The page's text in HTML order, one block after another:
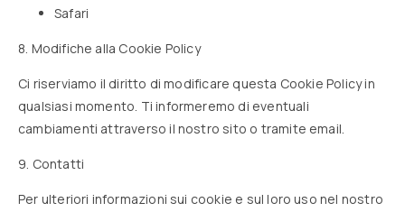
Safari
8. Modifiche alla Cookie Policy
Ci riserviamo il diritto di modificare questa Cookie Policy in
qualsiasi momento. Ti informeremo di eventuali
cambiamenti attraverso il nostro sito o tramite email.
9. Contatti
Per ulteriori informazioni sui cookie e sul loro uso nel nostro